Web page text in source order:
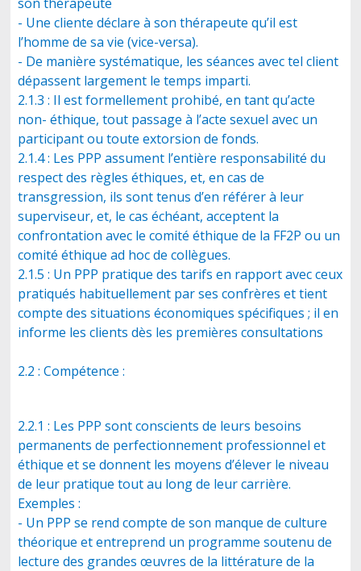
- Une cliente déclare à son thérapeute qu’il est
l’homme de sa vie (vice-versa).
- De manière systématique, les séances avec tel client
dépassent largement le temps imparti.
2.1.3 : Il est formellement prohibé, en tant qu’acte
non- éthique, tout passage à l’acte sexuel avec un
participant ou toute extorsion de fonds.
2.1.4 : Les PPP assument l’entière responsabilité du
respect des règles éthiques, et, en cas de
transgression, ils sont tenus d’en référer à leur
superviseur, et, le cas échéant, acceptent la
confrontation avec le comité éthique de la FF2P ou un
comité éthique ad hoc de collègues.
2.1.5 : Un PPP pratique des tarifs en rapport avec ceux
pratiqués habituellement par ses confrères et tient
compte des situations économiques spécifiques ; il en
informe les clients dès les premières consultations
2.2 : Compétence :
2.2.1 : Les PPP sont conscients de leurs besoins
permanents de perfectionnement professionnel et
éthique et se donnent les moyens d’élever le niveau
de leur pratique tout au long de leur carrière.
Exemples :
- Un PPP se rend compte de son manque de culture
théorique et entreprend un programme soutenu de
lecture des grandes œuvres de la littérature de la